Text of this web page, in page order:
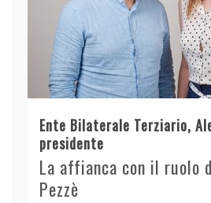
Ente Bilaterale Terziario,
presidente
La affianca con il ruolo
Pezzè